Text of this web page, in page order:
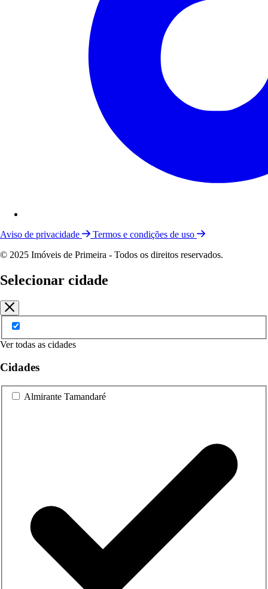
Aviso de privacidade
Termos e condições de uso
© 2025 Imóveis de Primeira - Todos os direitos reservados.
Selecionar cidade
Ver todas as cidades
Cidades
Almirante Tamandaré